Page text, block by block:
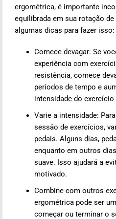
ergométrica, é importante
equilibrada em sua rotação
algumas dicas para fazer isso:
Comece devagar: Se
experiência com
resistência, comece
períodos de tempo e
intensidade do
Varie a intensidade:
sessão de exercícios,
pedais. Alguns dias,
enquanto em outros
suave. Isso ajudará a
motivado.
Combine com outros
ergométrica pode ser
começar ou terminar o